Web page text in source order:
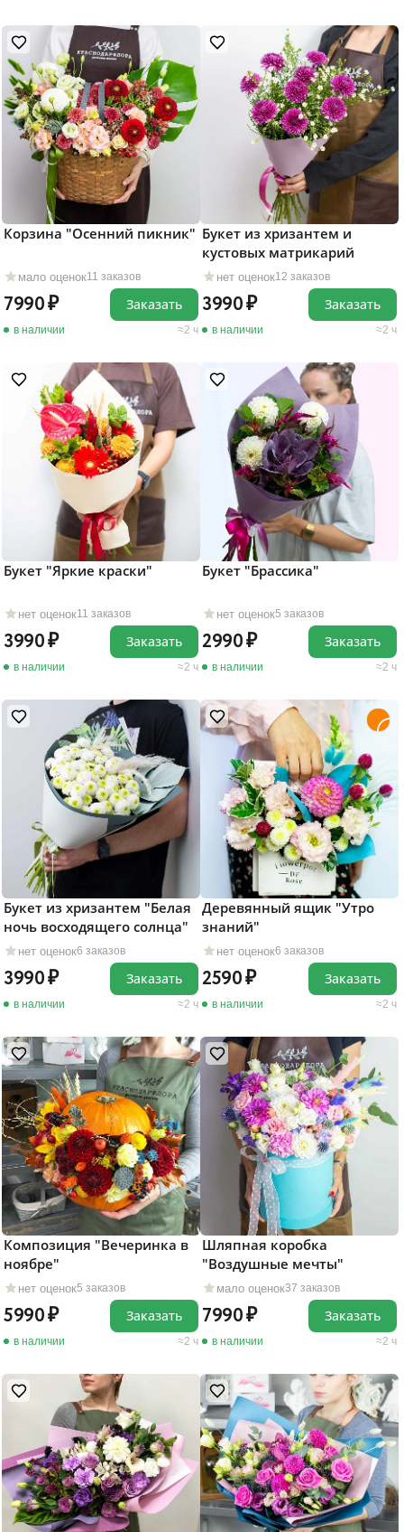
мало оценок11 заказов
Корзина "Осенний пикник"
7990
в наличии 2 ч
Заказать
нет оценок12 заказов
Букет из хризантем и
кустовых матрикарий
3990
в наличии 2 ч
Заказать
нет оценок11 заказов
Букет "Яркие краски"
3990
в наличии 2 ч
Заказать
нет оценок5 заказов
Букет "Брассика"
2990
в наличии 2 ч
Заказать
нет оценок6 заказов
Букет из хризантем "Белая
ночь восходящего солнца"
3990
в наличии 2 ч
Заказать
нет оценок6 заказов
Деревянный ящик "Утро
знаний"
2590
в наличии 2 ч
Заказать
нет оценок5 заказов
Композиция "Вечеринка в
ноябре"
5990
в наличии 2 ч
Заказать
мало оценок37 заказов
Шляпная коробка
"Воздушные мечты"
7990
в наличии 2 ч
Заказать